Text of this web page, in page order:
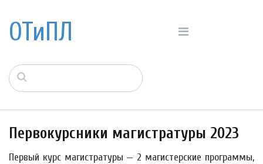
ОТиПЛ
Первокурсники магистратуры 2023
Первый курс магистратуры — 2 магистерские программы,